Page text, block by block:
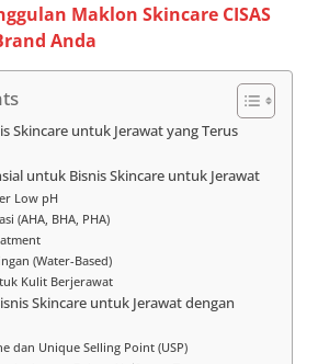
Maklon Skincare CISAS
Anda
Skincare untuk Jerawat yang Terus
untuk Bisnis Skincare untuk Jerawat
Low pH
(AHA, BHA, PHA)
(Water-Based)
Kulit Berjerawat
Skincare untuk Jerawat dengan
dan Unique Selling Point (USP)